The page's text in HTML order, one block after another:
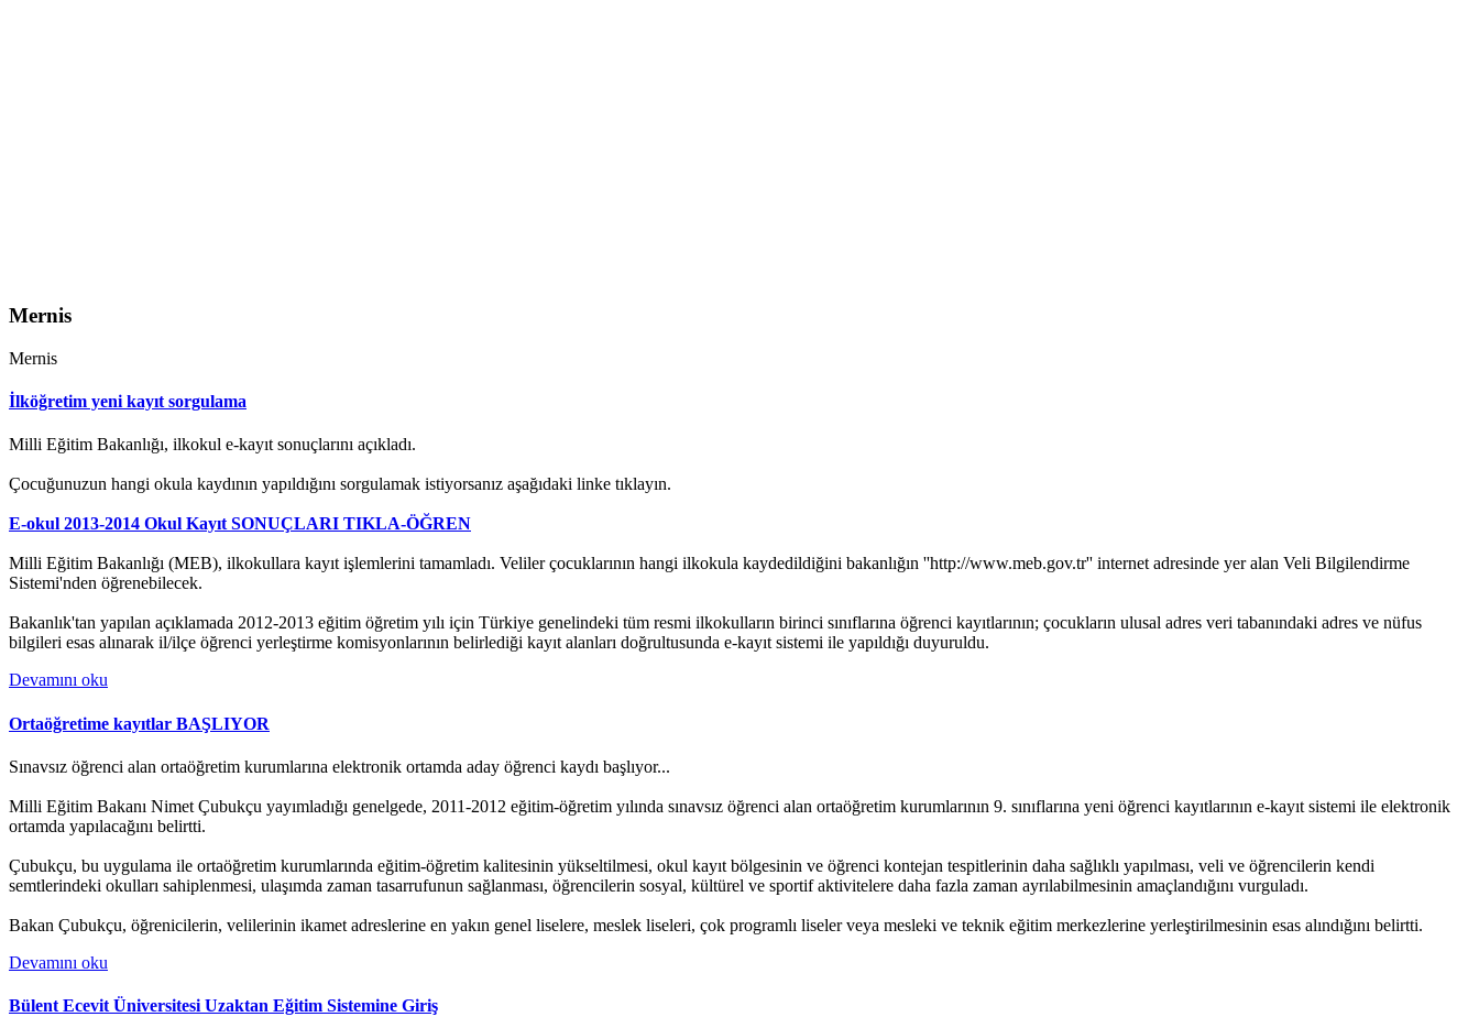
Mernis
Mernis
İlköğretim yeni kayıt sorgulama
Milli Eğitim Bakanlığı, ilkokul e-kayıt sonuçlarını açıkladı.
Çocuğunuzun hangi okula kaydının yapıldığını sorgulamak istiyorsanız aşağıdaki linke tıklayın.
E-okul 2013-2014 Okul Kayıt SONUÇLARI TIKLA-ÖĞREN
Milli Eğitim Bakanlığı (MEB), ilkokullara kayıt işlemlerini tamamladı. Veliler çocuklarının hangi ilkokula kaydedildiğini bakanlığın ''http://www.meb.gov.tr'' internet adresinde yer alan Veli Bilgilendirme
Sistemi'nden öğrenebilecek.
Bakanlık'tan yapılan açıklamada 2012-2013 eğitim öğretim yılı için Türkiye genelindeki tüm resmi ilkokulların birinci sınıflarına öğrenci kayıtlarının; çocukların ulusal adres veri tabanındaki adres ve nüfus
bilgileri esas alınarak il/ilçe öğrenci yerleştirme komisyonlarının belirlediği kayıt alanları doğrultusunda e-kayıt sistemi ile yapıldığı duyuruldu.
Devamını oku
Ortaöğretime kayıtlar BAŞLIYOR
Sınavsız öğrenci alan ortaöğretim kurumlarına elektronik ortamda aday öğrenci kaydı başlıyor...
Milli Eğitim Bakanı Nimet Çubukçu yayımladığı genelgede, 2011-2012 eğitim-öğretim yılında sınavsız öğrenci alan ortaöğretim kurumlarının 9. sınıflarına yeni öğrenci kayıtlarının e-kayıt sistemi ile elektronik
ortamda yapılacağını belirtti.
Çubukçu, bu uygulama ile ortaöğretim kurumlarında eğitim-öğretim kalitesinin yükseltilmesi, okul kayıt bölgesinin ve öğrenci kontejan tespitlerinin daha sağlıklı yapılması, veli ve öğrencilerin kendi
semtlerindeki okulları sahiplenmesi, ulaşımda zaman tasarrufunun sağlanması, öğrencilerin sosyal, kültürel ve sportif aktivitelere daha fazla zaman ayrılabilmesinin amaçlandığını vurguladı.
Bakan Çubukçu, öğrenicilerin, velilerinin ikamet adreslerine en yakın genel liselere, meslek liseleri, çok programlı liseler veya mesleki ve teknik eğitim merkezlerine yerleştirilmesinin esas alındığını belirtti.
Devamını oku
Bülent Ecevit Üniversitesi Uzaktan Eğitim Sistemine Giriş